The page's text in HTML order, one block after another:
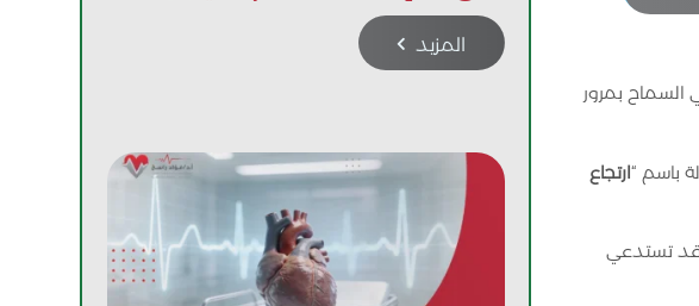
المزيد 
السماح بمرور
باسم “ارتجاع
تستدعي